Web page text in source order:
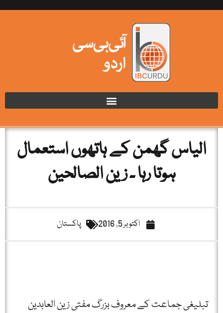
الیاس گھمن کے ہاتھوں استعمال
ہوتا رہا ۔ زین الصالحین
اکتوبر 5, 2016 پاکستان
تبلیغی جماعت کے معروف بزرگ مفتی زین العابدین